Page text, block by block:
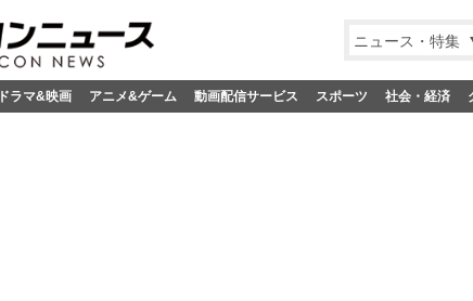
ニュース・特集
ドラマ&映画 アニメ&ゲーム 動画配信サービス スポーツ 社会・経済